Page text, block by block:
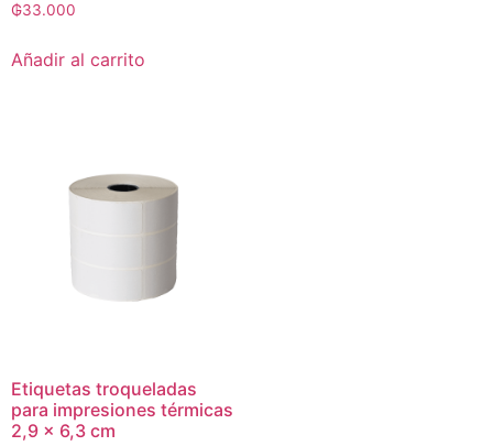
₲33.000
Añadir al carrito
Etiquetas troqueladas
para impresiones térmicas
2,9 x 6,3 cm